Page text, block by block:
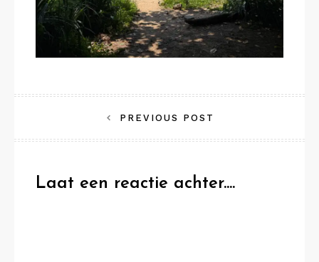
navigatie
PREVIOUS POST
Laat een reactie achter....